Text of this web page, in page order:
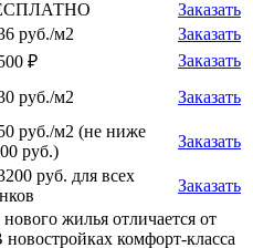
Заказать
руб./м2
Заказать
₽
Заказать
руб./м2
Заказать
руб./м2 (не ниже
руб.)
Заказать
руб. для всех
Заказать
жилья отличается от
комфорт-класса